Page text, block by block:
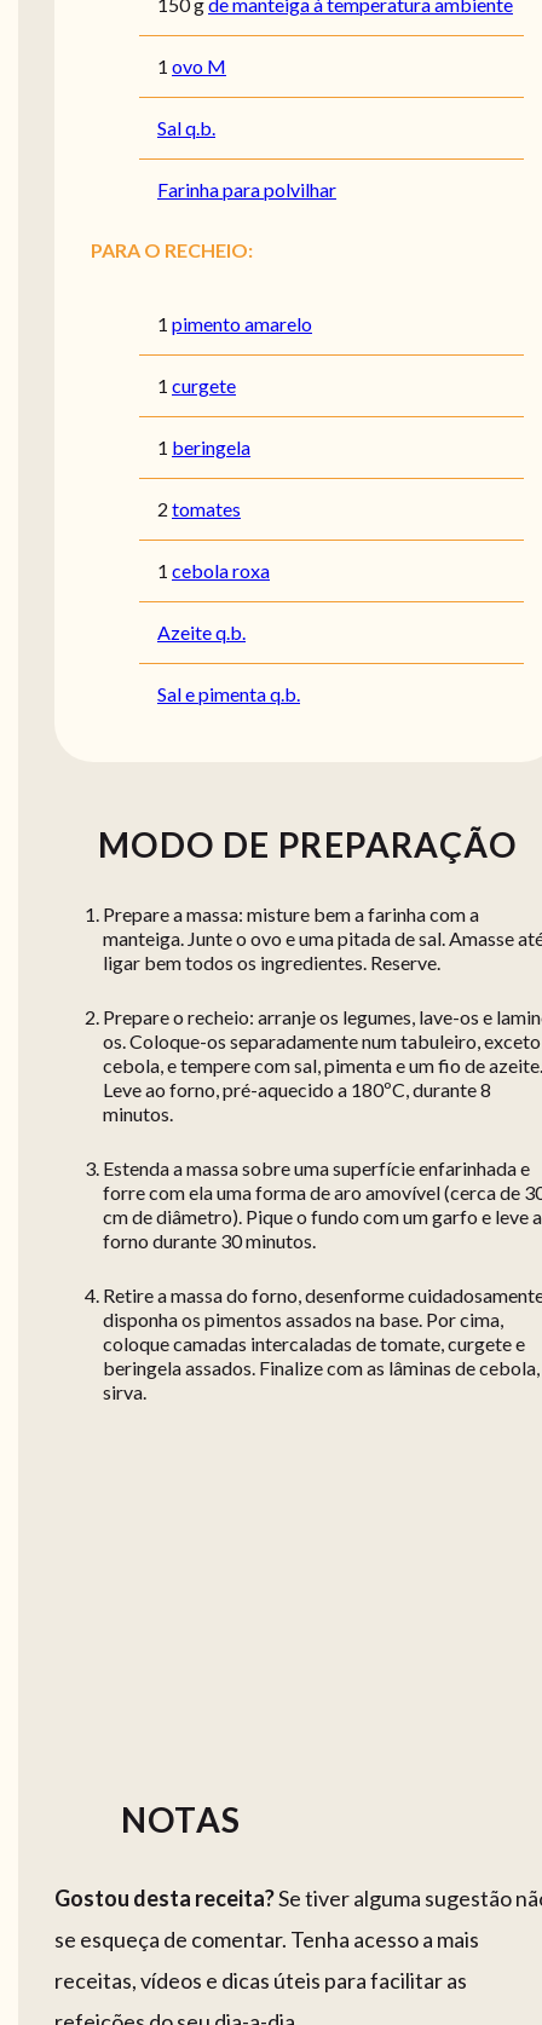
1 ovo M
Sal q.b.
Farinha para polvilhar
PARA O RECHEIO:
1 pimento amarelo
1 curgete
1 beringela
2 tomates
1 cebola roxa
Azeite q.b.
Sal e pimenta q.b.
MODO DE PREPARAÇÃO
Prepare a massa: misture bem a farinha com a
manteiga. Junte o ovo e uma pitada de sal. Amasse
ligar bem todos os ingredientes. Reserve.
Prepare o recheio: arranje os legumes, lave-os e
os. Coloque-os separadamente num tabuleiro,
cebola, e tempere com sal, pimenta e um fio de azeite.
Leve ao forno, pré-aquecido a 180ºC, durante 8
minutos.
Estenda a massa sobre uma superfície enfarinhada e
forre com ela uma forma de aro amovível (cerca de
cm de diâmetro). Pique o fundo com um garfo e leve
forno durante 30 minutos.
Retire a massa do forno, desenforme
disponha os pimentos assados na base. Por cima,
coloque camadas intercaladas de tomate, curgete e
beringela assados. Finalize com as lâminas de cebola,
sirva.
NOTAS
Gostou desta receita?Se tiver alguma sugestão
se esqueça de comentar. Tenha acesso a mais
receitas, vídeos e dicas úteis para facilitar as